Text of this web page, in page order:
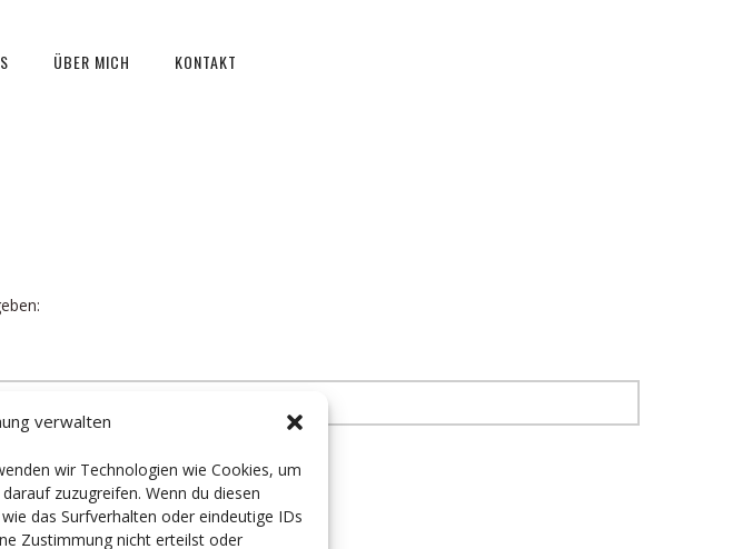
verwalten
wir Technologien wie Cookies, um
zuzugreifen. Wenn du diesen
das Surfverhalten oder eindeutige IDs
Zustimmung nicht erteilst oder
ÜBER MICH KONTAKT